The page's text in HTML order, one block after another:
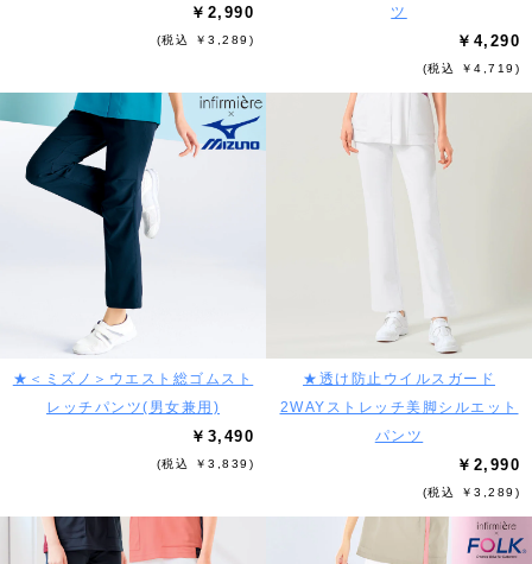
￥2,990
(税込 ￥3,289)
ツ
￥4,290
(税込 ￥4,719)
★＜ミズノ＞ウエスト総ゴムスト
レッチパンツ(男女兼用)
￥3,490
(税込 ￥3,839)
★透け防止ウイルスガード
2WAYストレッチ美脚シルエット
パンツ
￥2,990
(税込 ￥3,289)